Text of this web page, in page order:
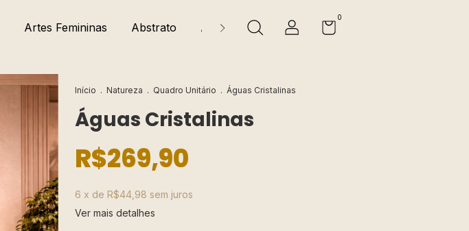
Artes Femininas Abstrato Animais Religiosos
0
Início . Natureza . Quadro Unitário . Águas Cristalinas
Águas Cristalinas
R$269,90
6 x de R$44,98 sem juros
Ver mais detalhes